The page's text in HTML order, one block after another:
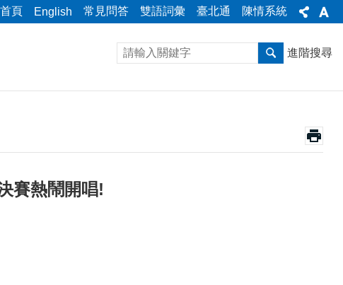
頁 English 常見問答 雙語詞彙 臺北通 陳情系統
進階搜尋
賽熱鬧開唱!